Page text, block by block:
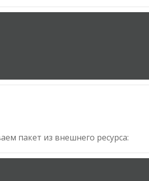
пакет из внешнего ресурса: